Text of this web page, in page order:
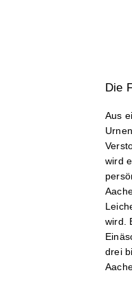
Die
Aus
wird
wird.
drei